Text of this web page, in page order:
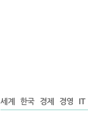
세계 한국 경제 경영 IT